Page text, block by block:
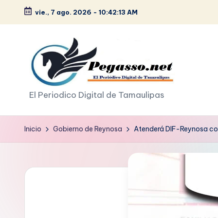
Saltar
contenido
vie., 7 ago. 2026 - 10:42:14 AM
p
e
g
El Periodico Digital de Tamaulipas
Inicio Gobierno de Reynosa Atenderá DIF-Reynosa